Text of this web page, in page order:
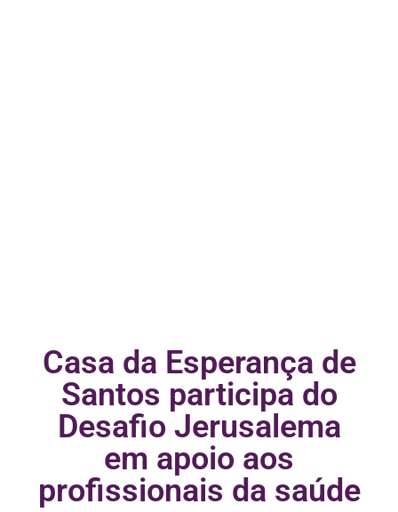
Casa da Esperança de
Santos participa do
Desafio Jerusalema
em apoio aos
profissionais da saúde